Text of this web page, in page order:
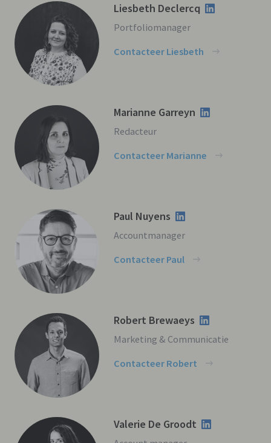
Liesbeth Declercq
Portfoliomanager
Contacteer Liesbeth
Marianne Garreyn
Redacteur
Contacteer Marianne
Paul Nuyens
Accountmanager
Contacteer Paul
Robert Brewaeys
Marketing & Communicatie
Contacteer Robert
Valerie De Groodt